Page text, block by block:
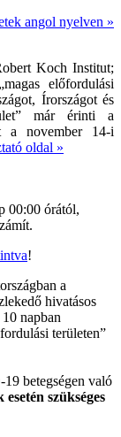
angol nyelven »
Koch Institut;
előfordulási
Írországot és
már érinti a
a november 14-i
oldal »
00:00 órától,
!
a
hivatásos
napban
területen”
betegségen való
szükséges